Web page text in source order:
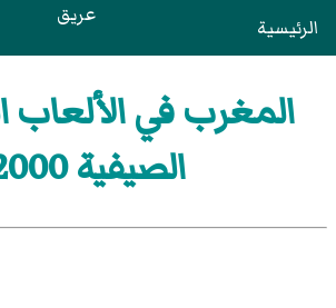
الرئيسية عريق
المغرب في الألعاب
الصيفية 2000